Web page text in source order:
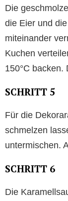
Die
die Eier und
miteinander
Kuchen
150°C backen.
SCHRITT 5
Für die
schmelzen
untermischen.
SCHRITT 6
Die